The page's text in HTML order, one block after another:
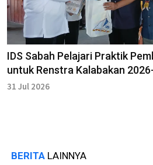
IDS Sabah Pelajari Praktik
untuk Renstra Kalabakan
31 Jul 2026
BERITA LAINNYA